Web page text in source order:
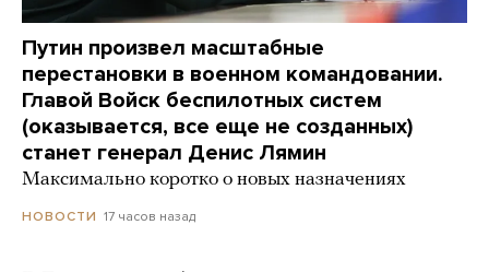
Путин произвел масштабные
перестановки в военном командовании.
Главой Войск беспилотных систем
(оказывается, все еще не созданных)
станет генерал Денис Лямин
Максимально коротко о новых назначениях
НОВОСТИ 17 часов назад